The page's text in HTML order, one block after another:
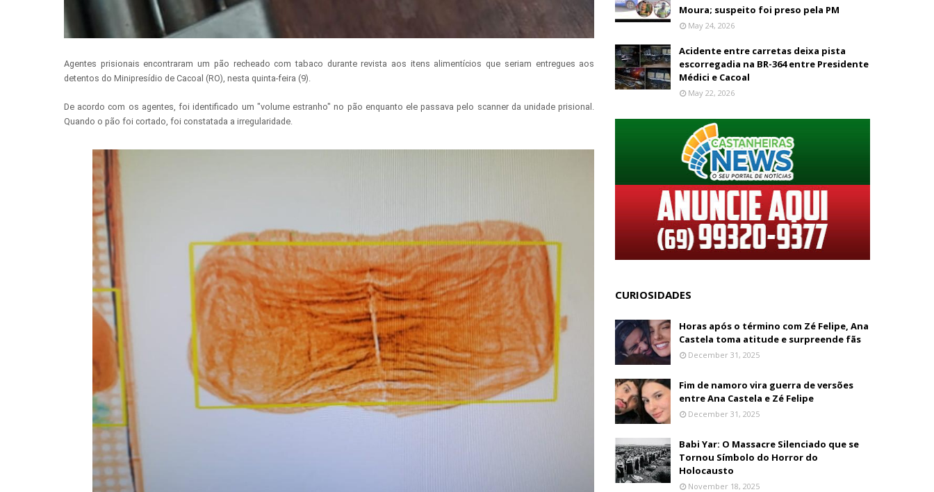
Agentes prisionais encontraram um pão recheado com tabaco durante revista aos itens alimentícios que seriam entregues aos
detentos do Minipresídio de Cacoal (RO), nesta quinta-feira (9).
De acordo com os agentes, foi identificado um "volume estranho" no pão enquanto ele passava pelo scanner da unidade prisional.
Quando o pão foi cortado, foi constatada a irregularidade.
Moura; suspeito foi preso pela PM
May 24, 2026
Acidente entre carretas deixa pista
escorregadia na BR-364 entre Presidente
Médici e Cacoal
May 22, 2026
CURIOSIDADES
Horas após o término com Zé Felipe, Ana
Castela toma atitude e surpreende fãs
December 31, 2025
Fim de namoro vira guerra de versões
entre Ana Castela e Zé Felipe
December 31, 2025
Babi Yar: O Massacre Silenciado que se
Tornou Símbolo do Horror do
Holocausto
November 18, 2025